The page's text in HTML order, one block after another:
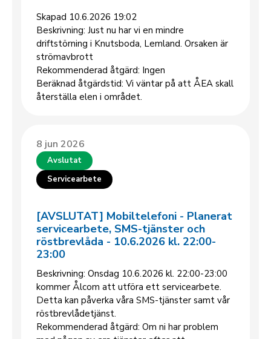
Skapad 10.6.2026 19:02
Beskrivning: Just nu har vi en mindre
driftstörning i Knutsboda, Lemland. Orsaken är
strömavbrott
Rekommenderad åtgärd: Ingen
Beräknad åtgärdstid: Vi väntar på att ÅEA skall
återställa elen i området.
8 jun 2026
Avslutat
Servicearbete
[AVSLUTAT] Mobiltelefoni - Planerat
servicearbete, SMS-tjänster och
röstbrevlåda - 10.6.2026 kl. 22:00-
23:00
Beskrivning: Onsdag 10.6.2026 kl. 22:00-23:00
kommer Ålcom att utföra ett servicearbete.
Detta kan påverka våra SMS-tjänster samt vår
röstbrevlådetjänst.
Rekommenderad åtgärd: Om ni har problem